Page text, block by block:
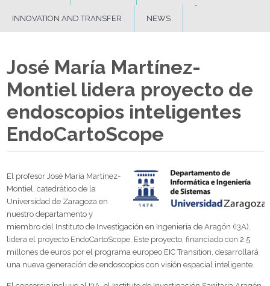
INNOVATION AND TRANSFER NEWS
José María Martínez-
Montiel lidera proyecto de
endoscopios inteligentes
EndoCartoScope
El profesor José María Martínez-
Montiel, catedrático de la
Universidad de Zaragoza en
nuestro departamento y
miembro del Instituto de Investigación en Ingeniería de Aragón (I3A),
lidera el proyecto EndoCartoScope. Este proyecto, financiado con 2.5
millones de euros por el programa europeo EIC Transition, desarrollará
una nueva generación de endoscopios con visión espacial inteligente.